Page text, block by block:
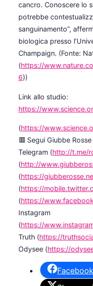
cancro. Conoscere lo
potrebbe
sanguinamento”,
biologica presso
Champaign. (Fonte:
(https://
6))
Link allo studio:
https://
(https://
🟥 Segui Giubbe Rosse
Telegram (http://t.me/
(http://
(https://
(https://
(https://
Instagram
(https://
Truth (https://
Odysee (https://
Facebook